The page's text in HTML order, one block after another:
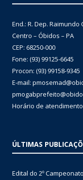
End.: R. Dep. Raimundo
Centro – Óbidos – PA
CEP: 68250-000
Fone: (93) 99125-6645
Procon: (93) 99158-9345
E-mail:
Horário de
ÚLTIMAS
Edital do 2º